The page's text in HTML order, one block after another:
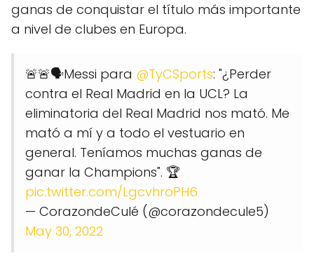
ganas de conquistar el título más importante
a nivel de clubes en Europa.
🚨🚨🗣Messi para @TyCSports: "¿Perder
contra el Real Madrid en la UCL? La
eliminatoria del Real Madrid nos mató. Me
mató a mí y a todo el vestuario en
general. Teníamos muchas ganas de
ganar la Champions". 🏆
pic.twitter.com/LgcvhroPH6
— CorazondeCulé (@corazondecule5)
May 30, 2022